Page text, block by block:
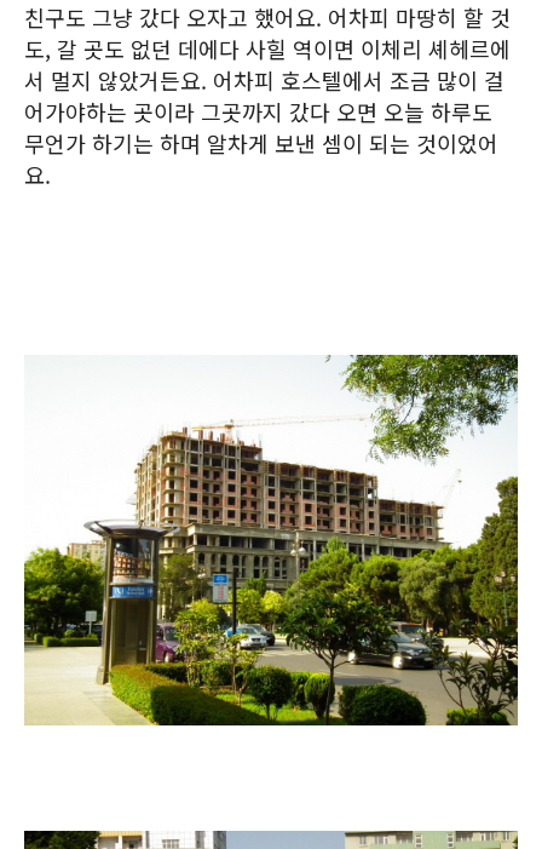
친구도 그냥 갔다 오자고 했어요. 어차피 마땅히 할 것
도, 갈 곳도 없던 데에다 사힐 역이면 이체리 셰헤르에
서 멀지 않았거든요. 어차피 호스텔에서 조금 많이 걸
어가야하는 곳이라 그곳까지 갔다 오면 오늘 하루도
무언가 하기는 하며 알차게 보낸 셈이 되는 것이었어
요.